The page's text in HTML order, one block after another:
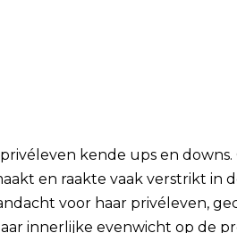
kende ups en
en raakte vaak verstrikt in
voor haar privéleven,
innerlijke evenwicht op de